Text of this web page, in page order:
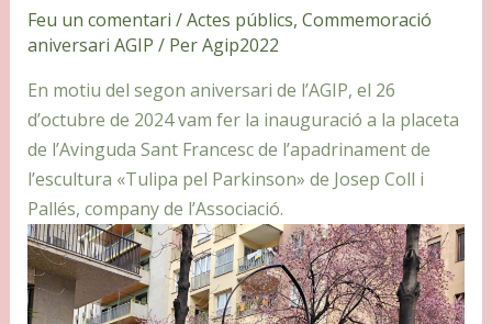
Feu un comentari /Actes públics, Commemoració
aniversari AGIP / PerAgip2022
En motiu del segon aniversari de l’AGIP, el 26
d’octubre de 2024 vam fer la inauguració a la placeta
de l’Avinguda Sant Francesc de l’apadrinament de
l’escultura «Tulipa pel Parkinson» de Josep Coll i
Pallés, company de l’Associació.